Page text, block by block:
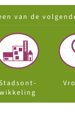
van de
wikkeling